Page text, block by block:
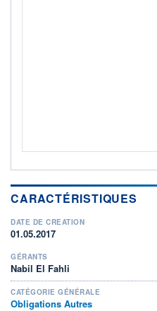
CARACTÉRISTIQUES
DATE DE CRÉATION
01.05.2017
GÉRANTS
Nabil El Fahli
CATÉGORIE GÉNÉRALE
Obligations Autres